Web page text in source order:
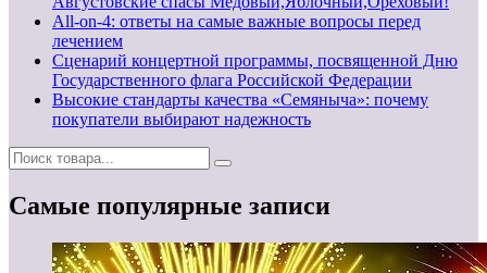
All-on-4: ответы на самые важные вопросы перед
лечением
Сценарий концертной программы, посвященной Дню
Государственного флага Российской Федерации
Высокие стандарты качества «Семяныча»: почему
покупатели выбирают надежность
Самые популярные записи